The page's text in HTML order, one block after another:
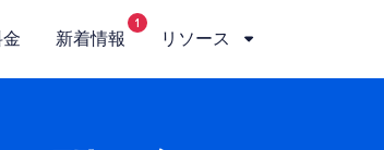
新着情報
1
リソース